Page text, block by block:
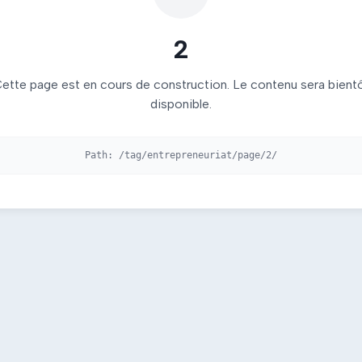
2
page est en cours de construction. Le contenu sera
disponible.
Path: /tag/entrepreneuriat/page/2/